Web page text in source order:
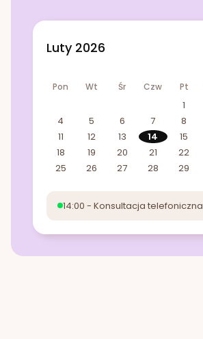
Luty 2026
Pon Wt Śr Czw Pt
1
4
5 6 7 8
11
12 13 14 15
18
19 20 21 22
25
26 27 28 29
14:00 - Konsultacja telefoniczna